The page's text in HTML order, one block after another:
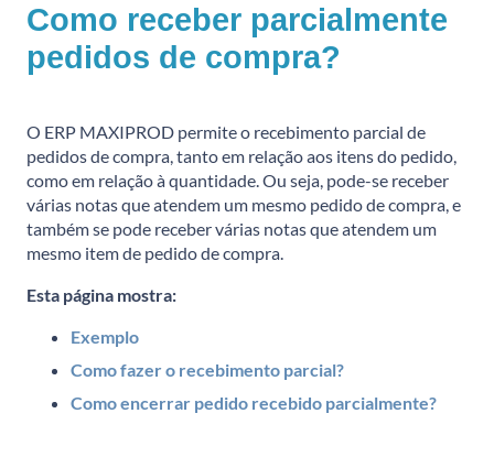
Como receber parcialmente
pedidos de compra?
O ERP MAXIPROD permite o recebimento parcial de
pedidos de compra, tanto em relação aos itens do pedido,
como em relação à quantidade. Ou seja, pode-se receber
várias notas que atendem um mesmo pedido de compra, e
também se pode receber várias notas que atendem um
mesmo item de pedido de compra.
Esta página mostra:
Exemplo
Como fazer o recebimento parcial?
Como encerrar pedido recebido parcialmente?